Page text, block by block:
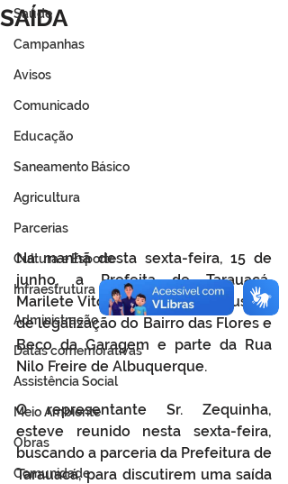
Saúde
Campanhas
Avisos
Comunicado
Educação
Saneamento Básico
Agricultura
Parcerias
Cultura e Esporte
Infraestrutura
Administração
Datas comemorativas
Assistência Social
Meio Ambiente
Obras
Comunidade
SAÍDA
Na manhã desta sexta-feira, 15 de
junho, a Prefeita de Tarauacá,
Marilete Vitorino, iniciou a discussão
de legalização do Bairro das Flores e
Beco da Garagem e parte da Rua
Nilo Freire de Albuquerque.
O representante Sr. Zequinha,
esteve reunido nesta sexta-feira,
buscando a parceria da Prefeitura de
Tarauacá, para discutirem uma saída